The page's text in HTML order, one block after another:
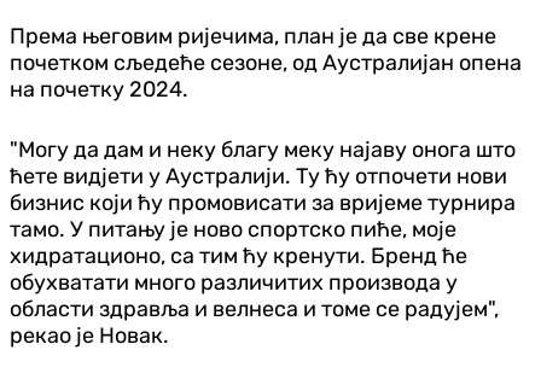
Према његовим ријечима, план је да све крене
почетком сљедеће сезоне, од Аустралијан опена
на почетку 2024.
"Могу да дам и неку благу меку најаву онога што
ћете видјети у Аустралији. Ту ћу отпочети нови
бизнис који ћу промовисати за вријеме турнира
тамо. У питању је ново спортско пиће, моје
хидратационо, са тим ћу кренути. Бренд ће
обухватати много различитих производа у
области здравља и велнеса и томе се радујем",
рекао је Новак.